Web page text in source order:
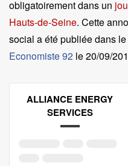
obligatoirement dans un
Hauts-de-Seine. Cette
social a été publiée dans
Economiste 92 le20/09/
ALLIANCE ENERGY
SERVICES